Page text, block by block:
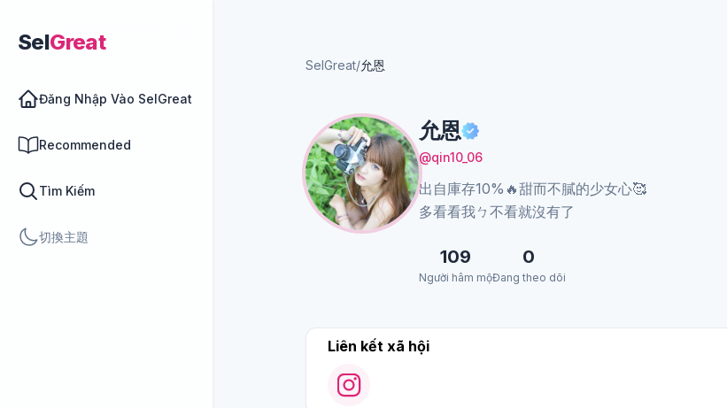
SelGreat
Đăng Nhập Vào SelGreat
Recommended
Tìm Kiếm
切換主題
SelGreat/允恩
允恩
@qin10_06
出自庫存10%🔥甜而不膩的少女心🥰
多看看我ㄅ不看就沒有了
109
Người hâm mộ
0
Đang theo dõi
Liên kết xã hội